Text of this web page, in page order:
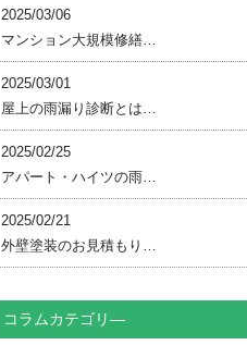
2025/03/06
マンション大規模修繕…
2025/03/01
屋上の雨漏り診断とは…
2025/02/25
アパート・ハイツの雨…
2025/02/21
外壁塗装のお見積もり…
コラムカテゴリ―